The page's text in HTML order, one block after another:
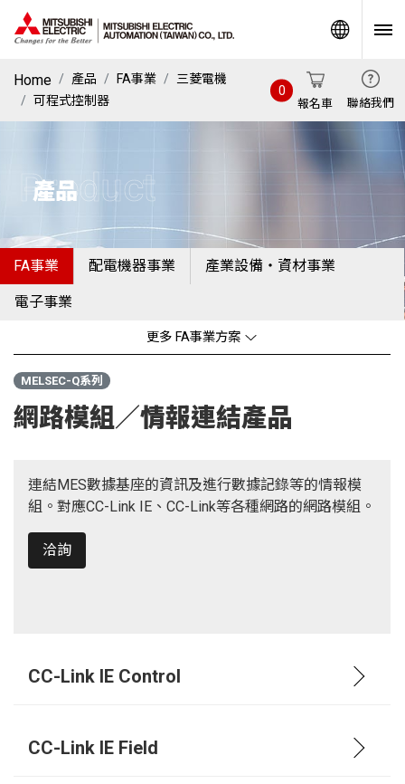
Home 產品 FA事業
三菱電機
可程式控制器
報名車
0
聯絡我們
產品
Product
FA事業 配電機器事業 產業設備・資材事業
電子事業
更多 FA事業方案
MELSEC-Q系列
網路模組／情報連結產品
連結MES數據基座的資訊及進行數據記錄等的情報模
組。對應CC-Link IE、CC-Link等各種網路的網路模組。
洽詢
CC-Link IE Control
CC-Link IE Field